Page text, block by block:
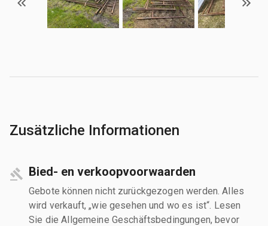
Zusätzliche Informationen
Bied- en verkoopvoorwaarden
Gebote können nicht zurückgezogen werden. Alles
wird verkauft, „wie gesehen und wo es ist“. Lesen
Sie die Allgemeine Geschäftsbedingungen, bevor